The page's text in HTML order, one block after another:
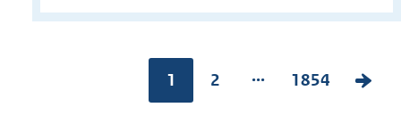
Pagina:
1
P
2 ...
P
1854
V